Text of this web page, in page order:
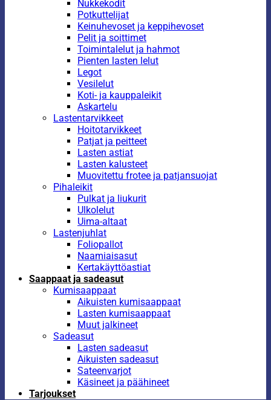
Nukkekodit
Potkuttelijat
Keinuhevoset ja keppihevoset
Pelit ja soittimet
Toimintalelut ja hahmot
Pienten lasten lelut
Legot
Vesilelut
Koti- ja kauppaleikit
Askartelu
Lastentarvikkeet
Hoitotarvikkeet
Patjat ja peitteet
Lasten astiat
Lasten kalusteet
Muovitettu frotee ja patjansuojat
Pihaleikit
Pulkat ja liukurit
Ulkolelut
Uima-altaat
Lastenjuhlat
Foliopallot
Naamiaisasut
Kertakäyttöastiat
Saappaat ja sadeasut
Kumisaappaat
Aikuisten kumisaappaat
Lasten kumisaappaat
Muut jalkineet
Sadeasut
Lasten sadeasut
Aikuisten sadeasut
Sateenvarjot
Käsineet ja päähineet
Tarjoukset